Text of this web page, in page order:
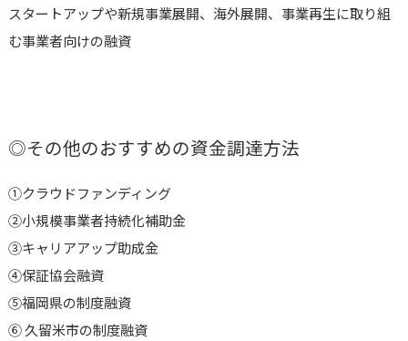
スタートアップや新規事業展開、海外展開、事業再生に取り組
む事業者向けの融資
◎その他のおすすめの資金調達方法
①クラウドファンディング
②小規模事業者持続化補助金
③キャリアアップ助成金
④保証協会融資
⑤福岡県の制度融資
⑥久留米市の制度融資